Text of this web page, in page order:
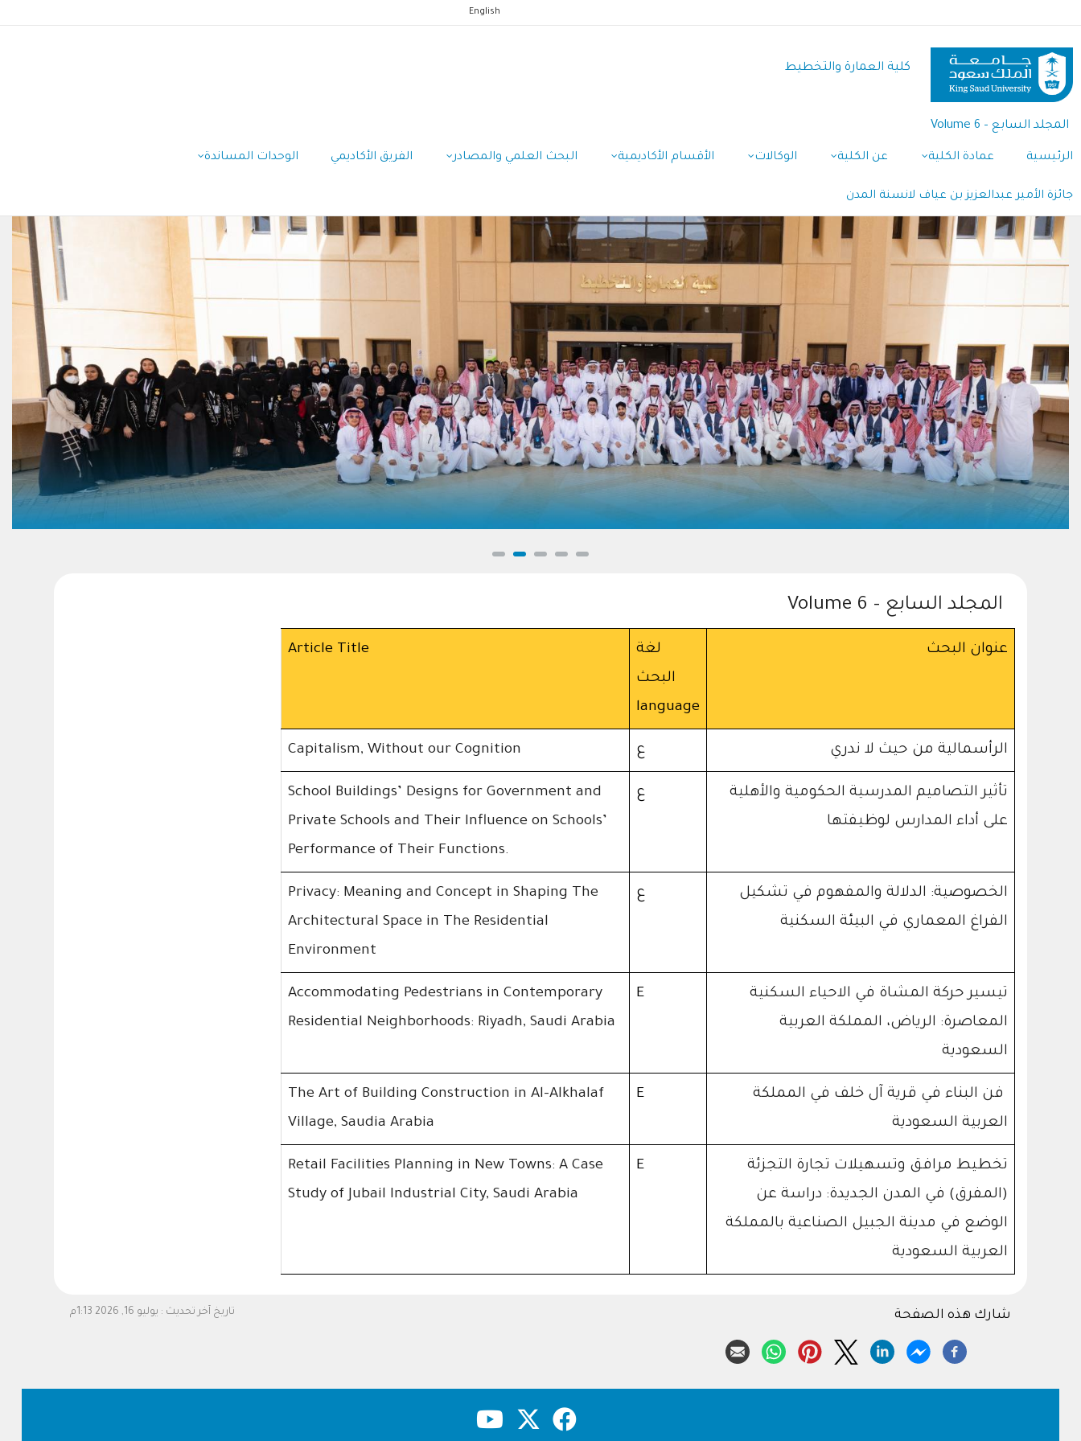
المحتوى
الرئيسي
English
كلية العمارة والتخطيط
المجلد السابع – Volume 6
Navigation
الرئيسية عمادة الكلية عن الكلية الوكالات الأقسام الأكاديمية البحث العلمي والمصادر الفريق الأكاديمي الوحدات المساندة
جائزة الأمير عبدالعزيز بن عياف لانسنة المدن
المجلد السابع – Volume 6
Article Title
لغة
البحث
language
عنوان البحث
Capitalism, Without our Cognition ع الرأسمالية من حيث لا ندري
School Buildings’ Designs for Government and
Private Schools and Their Influence on Schools’
Performance of Their Functions.
ع
تأثير التصاميم المدرسية الحكومية والأهلية
على أداء المدارس لوظيفتها
Privacy: Meaning and Concept in Shaping The
Architectural Space in The Residential
Environment
ع
الخصوصية: الدلالة والمفهوم في تشكيل
الفراغ المعماري في البيئة السكنية
Accommodating Pedestrians in Contemporary
Residential Neighborhoods: Riyadh, Saudi Arabia
E
تيسير حركة المشاة في الاحياء السكنية
المعاصرة: الرياض، المملكة العربية
السعودية
The Art of Building Construction in Al-Alkhalaf
Village, Saudia Arabia
E
فن البناء في قرية آل خلف في المملكة
العربية السعودية
Retail Facilities Planning in New Towns: A Case
Study of Jubail Industrial City, Saudi Arabia
E
تخطيط مرافق وتسهيلات تجارة التجزئة
(المفرق) في المدن الجديدة: دراسة عن
الوضع في مدينة الجبيل الصناعية بالمملكة
العربية السعودية
تاريخ آخر تحديث : يوليو 16, 2026 1:13م شارك هذه الصفحة